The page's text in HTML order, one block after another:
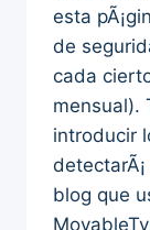
esta
de
cada
mensual).
introducir
blog que